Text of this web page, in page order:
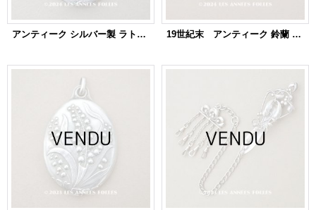
アンティーク シルバー製 ラトル 薔薇の花かご 19世紀末 アンティーク 鈴蘭 シルバー製 シャトレーヌのクラヴィエ